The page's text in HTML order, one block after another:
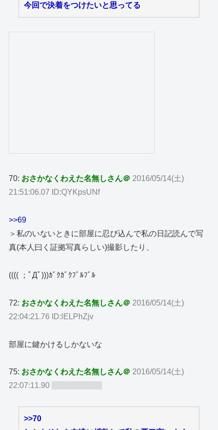
今回で決着をつけたいと思ってる
70: おさかなくわえた名無しさん＠ 2016/05/14(土)
21:51:06.07 ID:QYKpsUNf
>>69
＞私のいないときに部屋に忍び込んで私の日記読んで写
真(本人曰く証拠写真らしい)撮影したり、
(((( ；ﾟДﾟ)))ｶﾞｸｶﾞｸﾌﾞﾙﾌﾞﾙ
72: おさかなくわえた名無しさん＠ 2016/05/14(土)
22:04:21.76 ID:lELPhZjv
部屋に鍵かけるしかないな
75: おさかなくわえた名無しさん＠ 2016/05/14(土)
22:07:11.90
>>70